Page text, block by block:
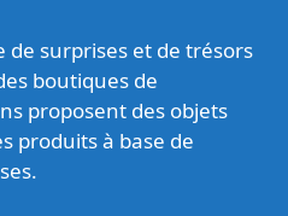
de surprises et de trésors
boutiques de
proposent des objets
produits à base de